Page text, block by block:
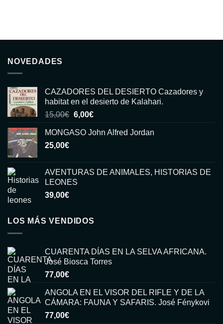
NOVEDADES
CAZADORES DEL DESIERTO Cazadores y
habitat en el desierto de Kalahari.
15,00€ El
original
6,00€El
actual
MONGASO John Alfred Jordan
25,00€
AVENTURAS DE ANIMALES, HISTORIAS DE
LEONES
39,00€
LOS MÁS VENDIDOS
CUARENTA DÍAS EN LA SELVA AFRICANA.
José Biosca Torres
77,00€
ANGOLA EN EL VISOR DEL RIFLE Y DE LA
CÁMARA: FAUNA Y SAFARIS. José Fénykovi
77,00€